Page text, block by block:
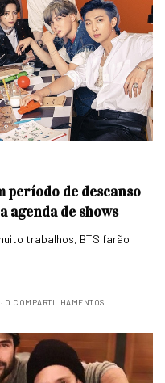
de descanso
agenda de shows
trabalhos, BTS farão
0 COMPARTILHAMENTOS